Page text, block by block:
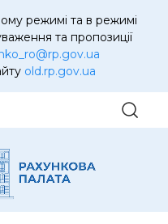
режимі та в режимі
та пропозиції
old.rp.gov.ua